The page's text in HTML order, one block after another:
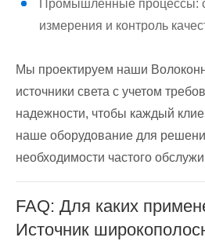
Промышленные процессы:
измерения и контроль
Мы проектируем наши
источники света с учетом
надежности, чтобы каждый
наше оборудование для
необходимости частого
FAQ: Для каких
Источник